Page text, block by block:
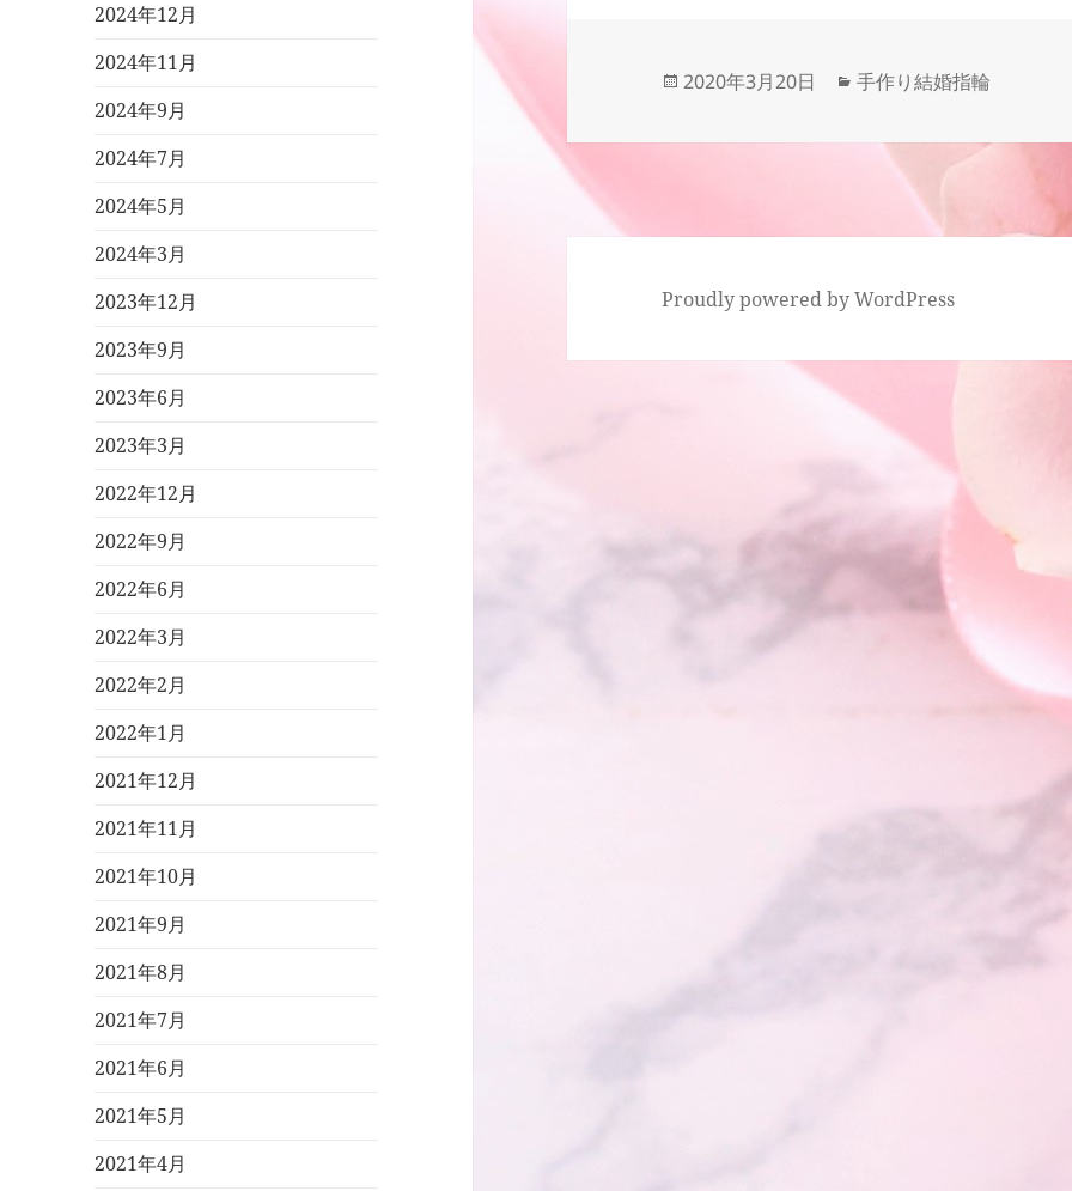
2024年12月
2024年11月
2024年9月
2024年7月
2024年5月
2024年3月
2023年12月
2023年9月
2023年6月
2023年3月
2022年12月
2022年9月
2022年6月
2022年3月
2022年2月
2022年1月
2021年12月
2021年11月
2021年10月
2021年9月
2021年8月
2021年7月
2021年6月
2021年5月
2021年4月
投
日:
2020年3月20日
カ
ゴ
手作り結婚指輪
Proudly powered by WordPress